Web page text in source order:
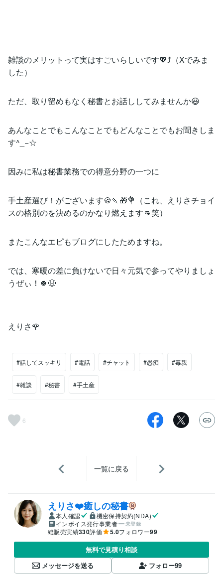
雑談のメリットって実はすごいらしいです💖⤴️（Xでみま
した）
ただ、取り留めもなく秘書とお話ししてみませんか😃
あんなことでもこんなことでもどんなことでもお聞きしま
す^_−☆
因みに私は秘書業務での得意分野の一つに
手土産選び！がございます🍪🍡🎁💐（これ、えりさチョイ
スの格別のを決めるのかなり燃えます👊笑）
またこんなエピもブログにしたためますね。
では、寒暖の差に負けないで日々元気で参ってやりましょ
うぜぃ！🍀😆
えりさ🌹
#話してスッキリ #電話 #チャット #愚痴 #毒親
#雑談 #秘書 #手土産
6
一覧に戻る
えりさ❤️癒しの秘書
本人確認
機密保持契約(NDA)
インボイス発行事業者
未登録
総販売実績330評価 5.0フォロワー99
無料で見積り相談
メッセージを送る
フォロー99